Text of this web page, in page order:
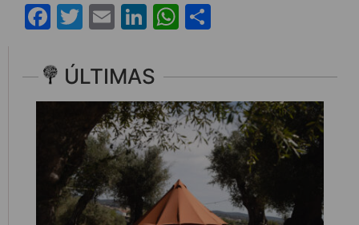
Facebook
Twitter
EmailLinkedIn
WhatsApp
ÚLTIMAS